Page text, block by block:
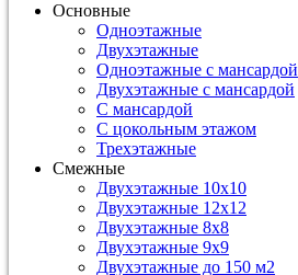
Основные
Одноэтажные
Двухэтажные
Одноэтажные с мансардой
Двухэтажные с мансардой
С мансардой
С цокольным этажом
Трехэтажные
Смежные
Двухэтажные 10х10
Двухэтажные 12х12
Двухэтажные 8х8
Двухэтажные 9х9
Двухэтажные до 150 м2